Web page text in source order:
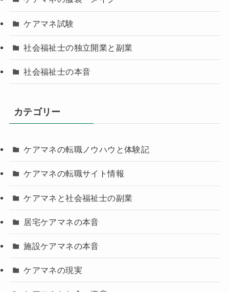
ケアマネ試験
社会福祉士の独立開業と副業
社会福祉士の本音
カテゴリー
ケアマネの転職ノウハウと体験記
ケアマネの転職サイト情報
ケアマネと社会福祉士の副業
居宅ケアマネの本音
施設ケアマネの本音
ケアマネの現実